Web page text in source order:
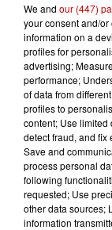
We and our (447)
your consent and/
information on a
profiles for
advertising;
performance;
of data from
profiles to
content; Use limited
detect fraud, and fix
Save and
process personal
following
requested; Use
other data sources;
information